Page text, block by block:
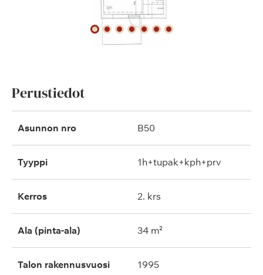
Perustiedot
Asunnon nro B50
Tyyppi 1h+tupak+kph+prv
Kerros 2. krs
Ala (pinta-ala) 34 m²
Talon rakennusvuosi 1995